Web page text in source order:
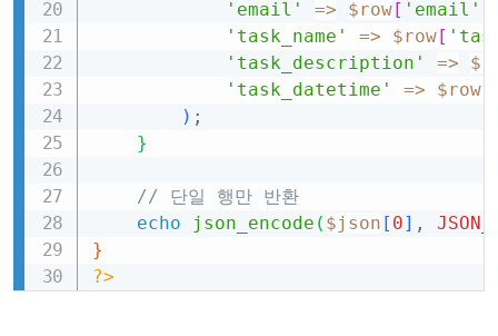
'email'
=> $row[ 'email'
'task_name'
=> $row[
'task_description'
=>
'task_datetime'
=> $row[
) ;
}
// 단일 행만 반환
echo
json_encode ( $json [ 0] ,
}
?>